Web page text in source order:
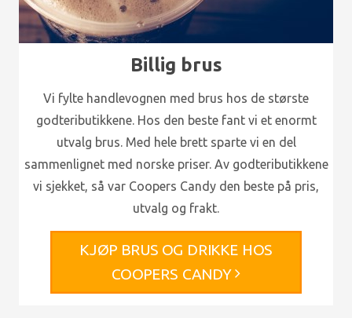
Billig brus
Vi fylte handlevognen med brus hos de største
godteributikkene. Hos den beste fant vi et enormt
utvalg brus. Med hele brett sparte vi en del
sammenlignet med norske priser. Av godteributikkene
vi sjekket, så var Coopers Candy den beste på pris,
utvalg og frakt.
KJØP BRUS OG DRIKKE HOS
COOPERS CANDY